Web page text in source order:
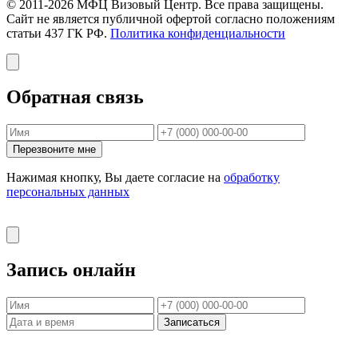
© 2011-2026 МФЦ Визовый Центр. Все права защищены.
Сайт не является публичной офертой согласно положениям
статьи 437 ГК РФ. Политика конфиденциальности
Обратная связь
Перезвоните мне
Нажимая кнопку, Вы даете согласие на обработку
персональных данных
Запись онлайн
Записаться